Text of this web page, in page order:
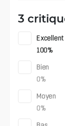
3
Excellent
100%
Bien
0%
Moyen
0%